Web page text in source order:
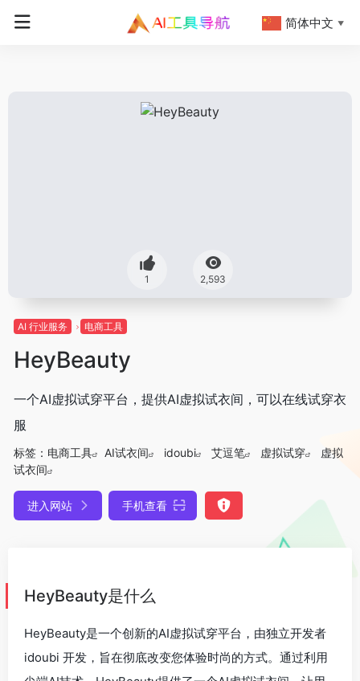
1 2,593
AI 行业服务 电商工具
HeyBeauty
一个AI虚拟试穿平台，提供AI虚拟试衣间，可以在线试穿衣
服
标签： 电商工具 AI试衣间 idoubi 艾逗笔 虚拟试穿
虚拟
试衣间
进入网站 手机查看
HeyBeauty是什么
HeyBeauty是一个创新的AI虚拟试穿平台， 由独立开发者
idoubi 开发 ， 旨在彻底改变您体验时尚的方式。通过利用
简体中文 ▼